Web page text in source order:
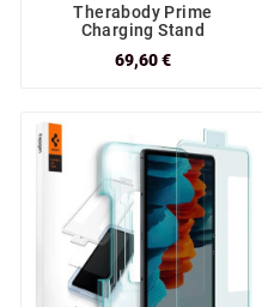
Therabody Prime
Charging Stand
69,60 €